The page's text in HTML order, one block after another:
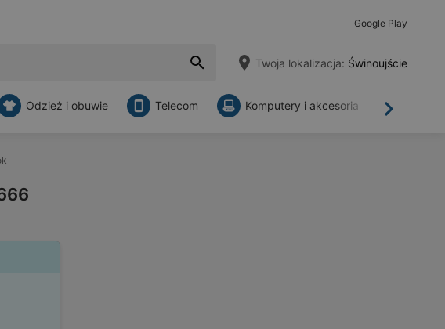
Google Play
Twoja lokalizacja: Świnoujście
Dalej
Odzież i obuwie Telecom Komputery i akcesoria